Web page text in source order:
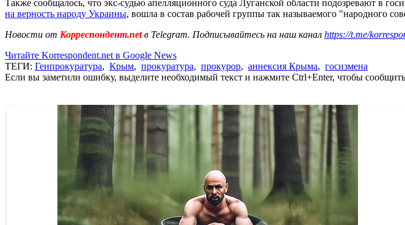
Также сообщалось, что экс-судью апелляционного суда Луганской области подозревают в
на верность народу Украины, вошла в состав рабочей группы так называемого "народного
Новости от Корреспондент.netв Telegram. Подписывайтесь на наш канал https://t.me/
Читайте Korrespondent.net в Google News
ТЕГИ: Генпрокуратура, Крым, прокуратура, прокурор, аннексия Крыма, госизмена
Если вы заметили ошибку, выделите необходимый текст и нажмите Ctrl+Enter, чтобы